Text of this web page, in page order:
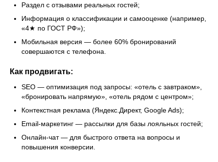
Раздел с отзывами реальных гостей;
Информация о классификации и самооценке (например,
«4★ по ГОСТ РФ»);
Мобильная версия — более 60% бронирований
совершаются с телефона.
Как продвигать:
SEO — оптимизация под запросы: «отель с завтраком»,
«бронировать напрямую», «отель рядом с центром»;
Контекстная реклама (Яндекс.Директ, Google Ads);
Email-маркетинг — рассылки для базы лояльных гостей;
Онлайн-чат — для быстрого ответа на вопросы и
повышения конверсии.